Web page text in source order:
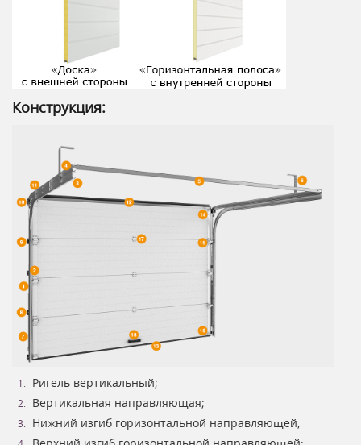
Конструкция:
Ригель вертикальный;
Вертикальная направляющая;
Нижний изгиб горизонтальной направляющей;